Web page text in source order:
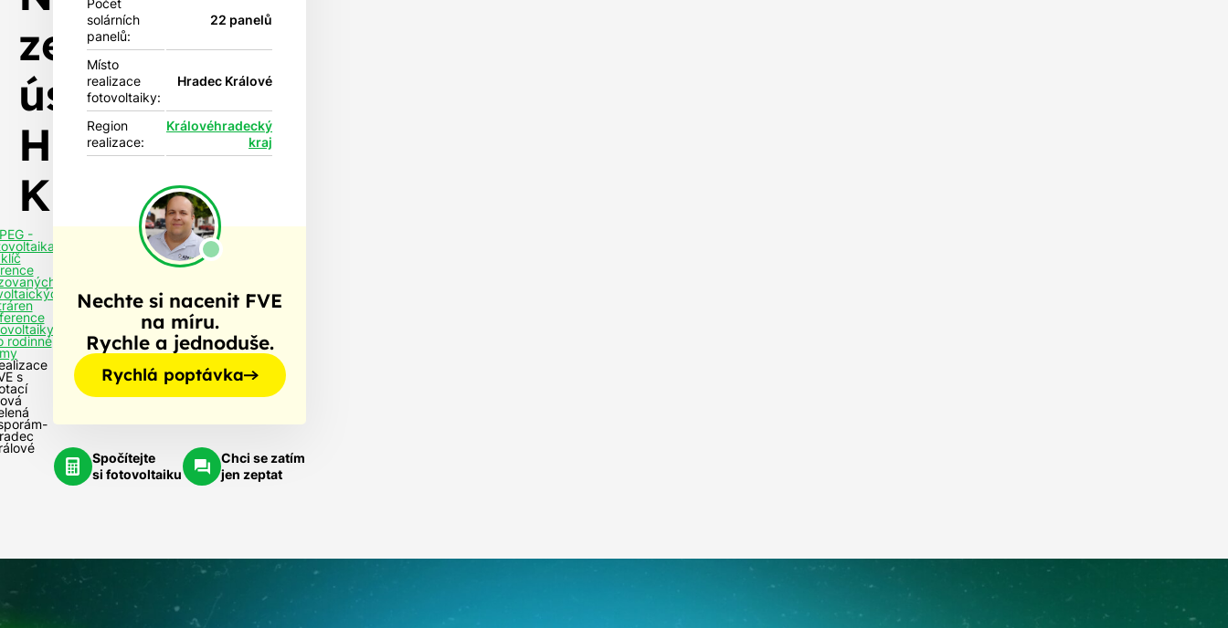
zelená
úsporám-
Hradec
Králové
-
rodinné
s
Počet
solárních
panelů:
22 panelů
Místo
realizace
fotovoltaiky:
Hradec Králové
Region
realizace:
Královéhradecký
kraj
Nechte si nacenit FVE
na míru.
Rychle a jednoduše.
Rychlá poptávka
Spočítejte
si fotovoltaiku
Chci se zatím
jen zeptat